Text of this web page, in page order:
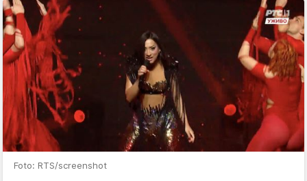
Foto: RTS/screenshot